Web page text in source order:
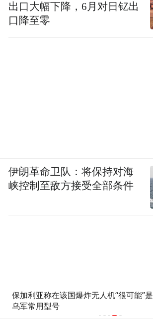
保加利亚称在该国爆炸无人机“很可能”是
乌军常用型号
出口大幅下降，6月对日钇出
口降至零
伊朗革命卫队：将保持对海
峡控制至敌方接受全部条件